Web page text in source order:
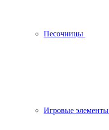
Песочницы
Игровые элементы